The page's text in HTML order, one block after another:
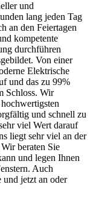
und
lang jeden Tag
an den Feiertagen
kompetente
durchführen
Von einer
Elektrische
und das zu 99%
Schloss. Wir
und schnell zu
viel Wert darauf
liegt sehr viel an der
beraten Sie
und legen Ihnen
Auch
jetzt an oder